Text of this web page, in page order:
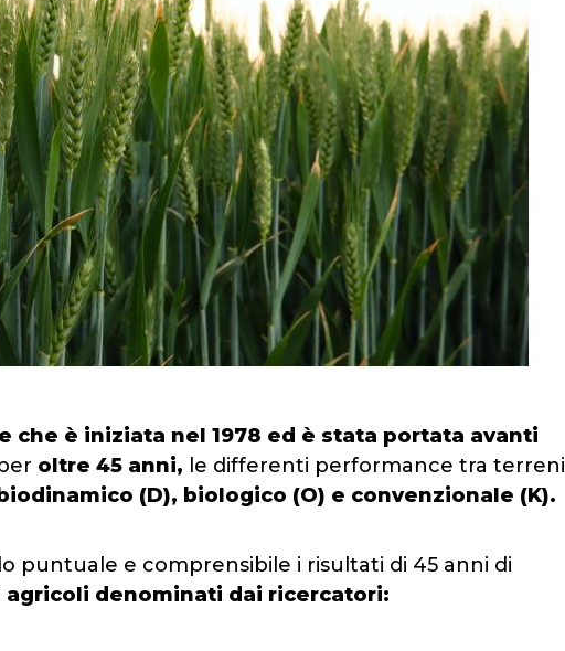
che è iniziata nel 1978 ed è stata portata avanti
oltre 45 anni, le differenti performance tra terreni
(D), biologico (O) e convenzionale (K).
puntuale e comprensibile i risultati di 45 anni di
denominati dai ricercatori: